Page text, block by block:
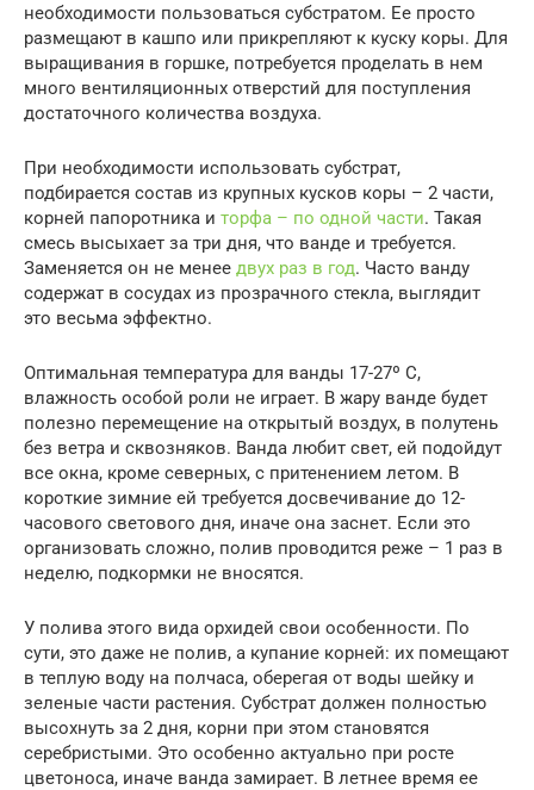
необходимости пользоваться субстратом. Ее просто
размещают в кашпо или прикрепляют к куску коры. Для
выращивания в горшке, потребуется проделать в нем
много вентиляционных отверстий для поступления
достаточного количества воздуха.
При необходимости использовать субстрат,
подбирается состав из крупных кусков коры – 2 части,
корней папоротника и торфа – по одной части. Такая
смесь высыхает за три дня, что ванде и требуется.
Заменяется он не менее двух раз в год. Часто ванду
содержат в сосудах из прозрачного стекла, выглядит
это весьма эффектно.
Оптимальная температура для ванды 17-27º С,
влажность особой роли не играет. В жару ванде будет
полезно перемещение на открытый воздух, в полутень
без ветра и сквозняков. Ванда любит свет, ей подойдут
все окна, кроме северных, с притенением летом. В
короткие зимние ей требуется досвечивание до 12-
часового светового дня, иначе она заснет. Если это
организовать сложно, полив проводится реже – 1 раз в
неделю, подкормки не вносятся.
У полива этого вида орхидей свои особенности. По
сути, это даже не полив, а купание корней: их помещают
в теплую воду на полчаса, оберегая от воды шейку и
зеленые части растения. Субстрат должен полностью
высохнуть за 2 дня, корни при этом становятся
серебристыми. Это особенно актуально при росте
цветоноса, иначе ванда замирает. В летнее время ее